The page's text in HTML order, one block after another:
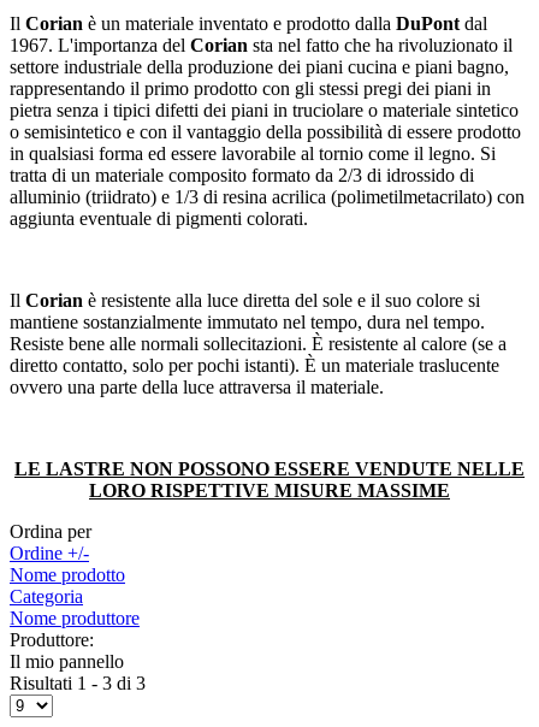
Il Corian è un materiale inventato e prodotto dalla DuPont dal
1967. L'importanza del Corian sta nel fatto che ha rivoluzionato il
settore industriale della produzione dei piani cucina e piani bagno,
rappresentando il primo prodotto con gli stessi pregi dei piani in
pietra senza i tipici difetti dei piani in truciolare o materiale sintetico
o semisintetico e con il vantaggio della possibilità di essere prodotto
in qualsiasi forma ed essere lavorabile al tornio come il legno. Si
tratta di un materiale composito formato da 2/3 di idrossido di
alluminio (triidrato) e 1/3 di resina acrilica (polimetilmetacrilato) con
aggiunta eventuale di pigmenti colorati.
Il Corian è resistente alla luce diretta del sole e il suo colore si
mantiene sostanzialmente immutato nel tempo, dura nel tempo.
Resiste bene alle normali sollecitazioni. È resistente al calore (se a
diretto contatto, solo per pochi istanti). È un materiale traslucente
ovvero una parte della luce attraversa il materiale.
LE LASTRE NON POSSONO ESSERE VENDUTE NELLE
LORO RISPETTIVE MISURE MASSIME
Ordina per
Ordine +/-
Nome prodotto
Categoria
Nome produttore
Produttore:
Il mio pannello
Risultati 1 - 3 di 3